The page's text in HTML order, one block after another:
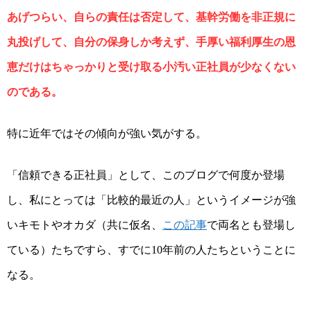
あげつらい、自らの責任は否定して、基幹労働を非正規に
丸投げして、自分の保身しか考えず、手厚い福利厚生の恩
恵だけはちゃっかりと受け取る小汚い正社員が少なくない
のである。
特に近年ではその傾向が強い気がする。
「信頼できる正社員」として、このブログで何度か登場
し、私にとっては「比較的最近の人」というイメージが強
いキモトやオカダ（共に仮名、
この記事で両名とも登場し
ている）たちですら、すでに10年前の人たちということに
なる。